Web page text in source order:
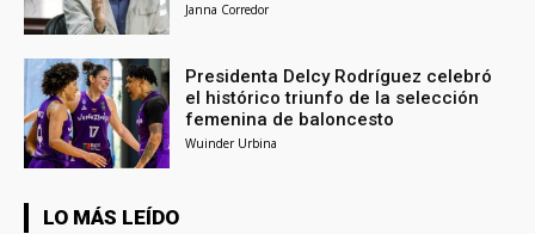
Janna Corredor
Presidenta Delcy Rodríguez celebró
el histórico triunfo de la selección
femenina de baloncesto
Wuinder Urbina
LO MÁS LEÍDO